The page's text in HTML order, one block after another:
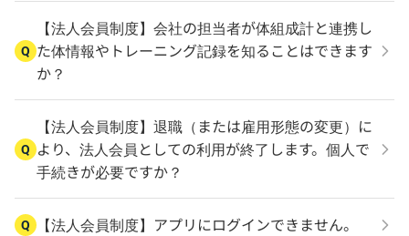
Q
【法人会員制度】会社の担当者が体組成計と連携し
た体情報やトレーニング記録を知ることはできます
か？
Q
【法人会員制度】退職（または雇用形態の変更）に
より、法人会員としての利用が終了します。個人で
手続きが必要ですか？
Q 【法人会員制度】アプリにログインできません。